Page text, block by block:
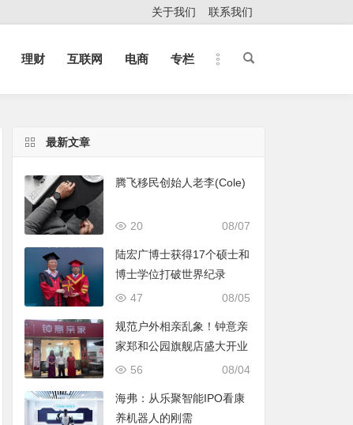
关于我们 联系我们
理财 互联网 电商 专栏
最新文章
腾飞移民创始人老李(Cole)
08/07
20
陆宏广博士获得17个硕士和
博士学位打破世界纪录
08/05
47
规范户外相亲乱象！钟意亲
家郑和公园旗舰店盛大开业
08/04
56
海弗：从乐聚智能IPO看康
养机器人的刚需